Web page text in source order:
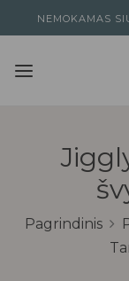
NEMOKAMAS
Pagrindinis